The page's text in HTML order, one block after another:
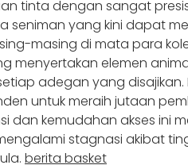
tinta dengan sangat
yang kini dapat
masing di mata para
menyertakan elemen
adegan yang
untuk meraih jutaan
dan kemudahan akses
stagnasi akibat
berita basket